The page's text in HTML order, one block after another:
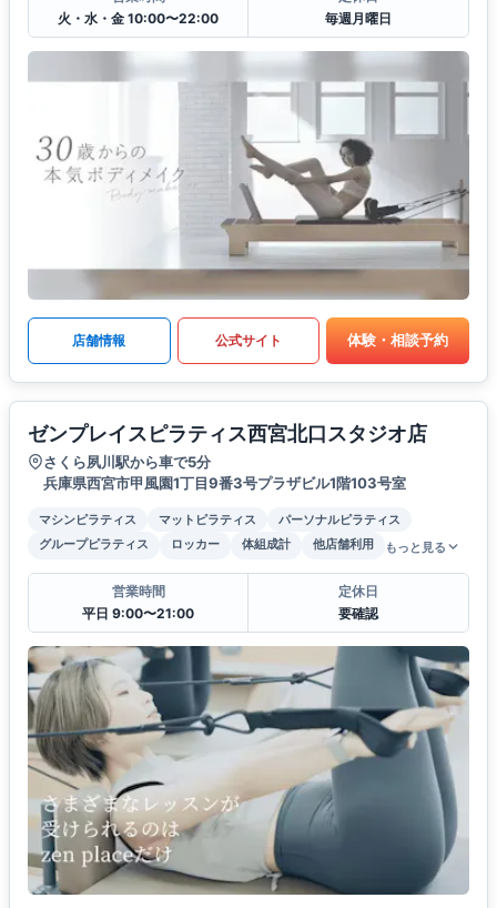
火・水・金 10:00〜22:00
毎週月曜日
店舗情報 公式サイト 体験・相談予約
ゼンプレイスピラティス西宮北口スタジオ店
さくら夙川駅から車で5分
兵庫県西宮市甲風園1丁目9番3号プラザビル1階103号室
マシンピラティス マットピラティス
パーソナルピラティス
グループピラティス
ロッカー 体組成計 他店舗利用 もっと見る
営業時間
平日 9:00〜21:00
定休日
要確認